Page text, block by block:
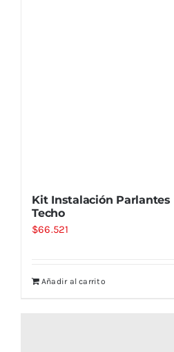
Kit Instalación Parlantes
Techo
$66.521
Añadir al carrito